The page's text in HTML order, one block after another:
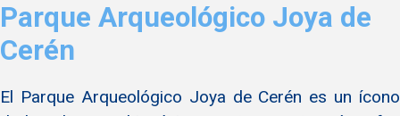
Parque Arqueológico Joya de
Cerén
El Parque Arqueológico Joya de Cerén es un ícono